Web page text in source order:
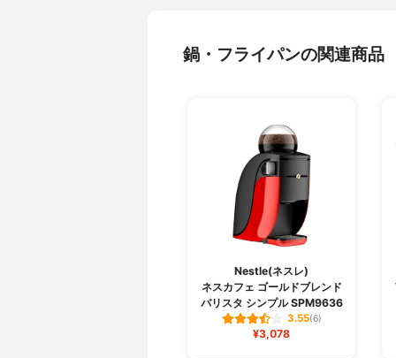
鍋・フライパンの関連商品
Nestle(ネスレ)
ネスカフェ ゴールドブレンド
バリスタ シンプル SPM9636
3.55(6)
¥3,078